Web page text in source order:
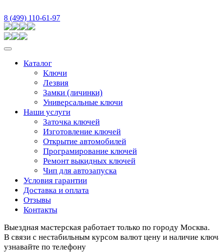
8 (499) 110-61-97
Каталог
Ключи
Лезвия
Замки (личинки)
Универсальные ключи
Наши услуги
Заточка ключей
Изготовление ключей
Открытие автомобилей
Програмирование ключей
Ремонт выкидных ключей
Чип для автозапуска
Условия гарантии
Доставка и оплата
Отзывы
Контакты
Выездная мастерская работает только по городу Москва.
В связи с нестабильным курсом валют цену и наличие
узнавайте по телефону